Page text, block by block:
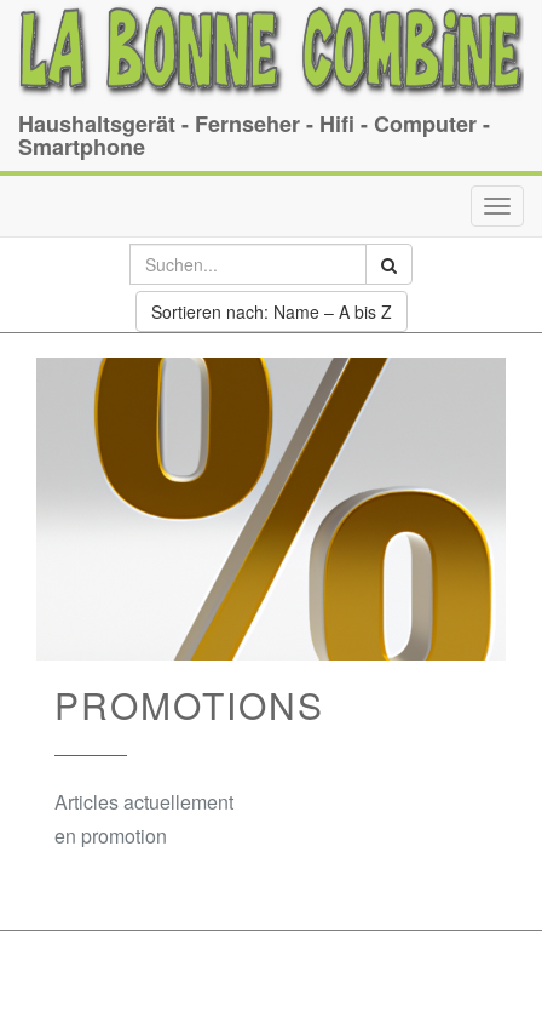
Haushaltsgerät - Fernseher - Hifi - Computer -
Smartphone
Sortieren nach: Name – A bis Z
PROMOTIONS
Articles actuellement
en promotion